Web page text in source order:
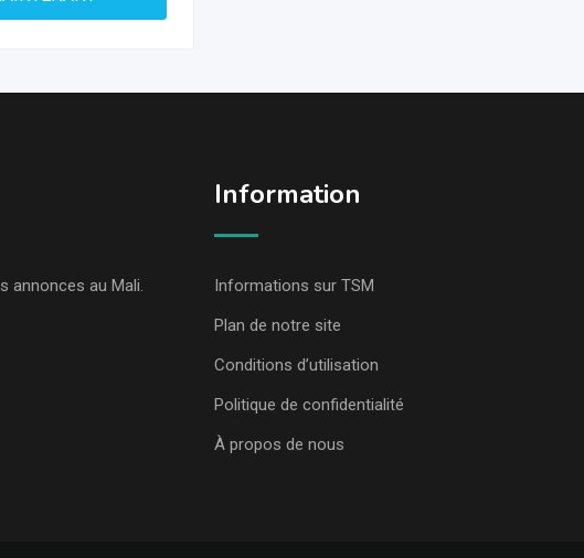
annonces au Mali.
Information
Informations sur TSM
Plan de notre site
Conditions d’utilisation
Politique de confidentialité
À propos de nous